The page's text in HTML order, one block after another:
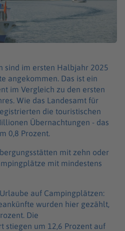
sind im ersten Halbjahr 2025
angekommen. Das ist ein
im Vergleich zu den ersten
Wie das Landesamt für
die touristischen
Übernachtungen - das
0,8 Prozent.
mit zehn oder
mit mindestens
auf Campingplätzen:
wurden hier gezählt,
Die
stiegen um 12,6 Prozent auf